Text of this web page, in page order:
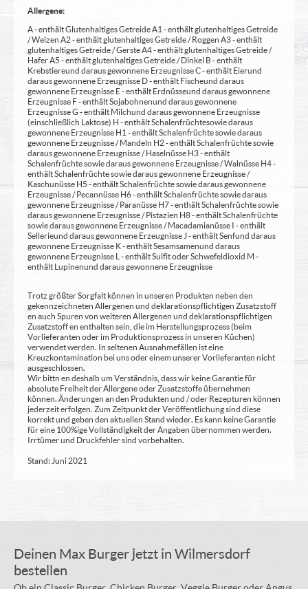
Allergene:
A - enthält Glutenhaltiges Getreide A1 - enthält glutenhaltiges Getreide
/ Weizen A2 - enthält glutenhaltiges Getreide / Roggen A3 - enthält
glutenhaltiges Getreide / Gerste A4 - enthält glutenhaltiges Getreide /
Hafer A5 - enthält glutenhaltiges Getreide / Dinkel B - enthält
Krebstiere und daraus gewonnene Erzeugnisse C - enthält Eier und
daraus gewonnene Erzeugnisse D - enthält Fische und daraus
gewonnene Erzeugnisse E - enthält Erdnüsse und daraus gewonnene
Erzeugnisse F - enthält Sojabohnen und daraus gewonnene
Erzeugnisse G - enthält Milch und daraus gewonnene Erzeugnisse
(einschließlich Laktose) H - enthält Schalenfrüchte sowie daraus
gewonnene Erzeugnisse H1 - enthält Schalenfrüchte sowie daraus
gewonnene Erzeugnisse / Mandeln H2 - enthält Schalenfrüchte sowie
daraus gewonnene Erzeugnisse / Haselnüsse H3 - enthält
Schalenfrüchte sowie daraus gewonnene Erzeugnisse / Walnüsse H4 -
enthält Schalenfrüchte sowie daraus gewonnene Erzeugnisse /
Kaschunüsse H5 - enthält Schalenfrüchte sowie daraus gewonnene
Erzeugnisse / Pecannüsse H6 - enthält Schalenfrüchte sowie daraus
gewonnene Erzeugnisse / Paranüsse H7 - enthält Schalenfrüchte sowie
daraus gewonnene Erzeugnisse / Pistazien H8 - enthält Schalenfrüchte
sowie daraus gewonnene Erzeugnisse / Macadamianüsse I - enthält
Sellerie und daraus gewonnene Erzeugnisse J - enthält Senf und daraus
gewonnene Erzeugnisse K - enthält Sesamsamen und daraus
gewonnene Erzeugnisse L - enthält Sulfit oder Schwefeldioxid M -
enthält Lupinen und daraus gewonnene Erzeugnisse
Trotz größter Sorgfalt können in unseren Produkten neben den
gekennzeichneten Allergenen und deklarationspflichtigen Zusatzstoff
en auch Spuren von weiteren Allergenen und deklarationspflichtigen
Zusatzstoff en enthalten sein, die im Herstellungsprozess (beim
Vorlieferanten oder im Produktionsprozess in unseren Küchen)
verwendet werden. In seltenen Ausnahmefällen ist eine
Kreuzkontamination bei uns oder einem unserer Vorlieferanten nicht
ausgeschlossen.
Wir bittn en deshalb um Verständnis, dass wir keine Garantie für
absolute Freiheit der Allergene oder Zusatzstoffe übernehmen
können. Änderungen an den Produkten und / oder Rezepturen können
jederzeit erfolgen. Zum Zeitpunkt der Veröffentlichung sind diese
korrekt und geben den aktuellen Stand wieder. Es kann keine Garantie
für eine 100%ige Vollständigkeit der Angaben übernommen werden.
Irrtümer und Druckfehler sind vorbehalten.
Stand: Juni 2021
Deinen Max Burger jetzt in Wilmersdorf
bestellen